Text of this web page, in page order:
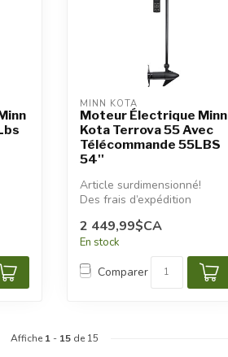
MINN KOTA
Moteur Électrique Minn
Kota Terrova 55 Avec
Télécommande 55LBS
54''
Article surdimensionné!
Des frais d’expédition
appliqués.
2 449,99$CA
En stock
Comparer
Affiche 1 - 15 de 15